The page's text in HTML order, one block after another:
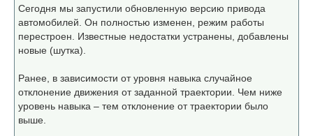
Сегодня мы запустили обновленную версию привода
автомобилей. Он полностью изменен, режим работы
перестроен. Известные недостатки устранены, добавлены
новые (шутка).
Ранее, в зависимости от уровня навыка случайное
отклонение движения от заданной траектории. Чем ниже
уровень навыка – тем отклонение от траектории было
выше.